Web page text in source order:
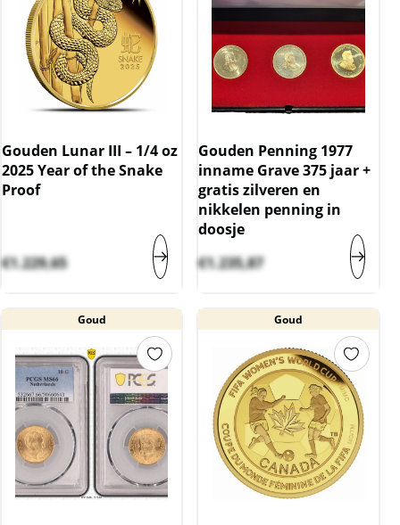
Gouden Lunar III – 1/4 oz
2025 Year of the Snake
Proof
€1.229,65
Gouden Penning 1977
inname Grave 375 jaar +
gratis zilveren en
nikkelen penning in
doosje
€1.235,87
Goud Goud